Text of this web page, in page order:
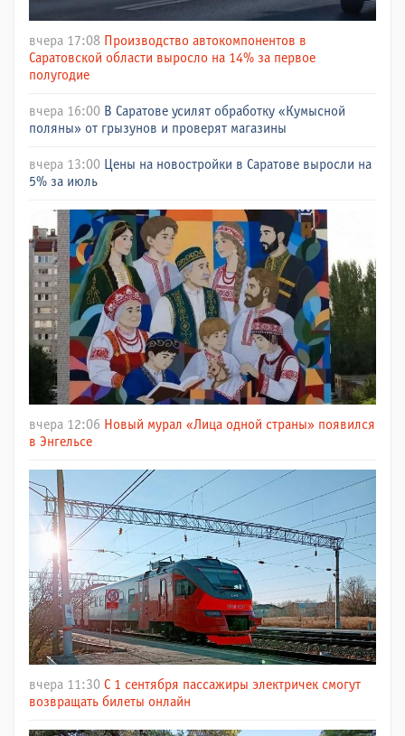
вчера 17:08 Производство автокомпонентов в
Саратовской области выросло на 14% за первое
полугодие
вчера 16:00 В Саратове усилят обработку «Кумысной
поляны» от грызунов и проверят магазины
вчера 13:00 Цены на новостройки в Саратове выросли на
5% за июль
вчера 12:06 Новый мурал «Лица одной страны» появился
в Энгельсе
вчера 11:30 С 1 сентября пассажиры электричек смогут
возвращать билеты онлайн